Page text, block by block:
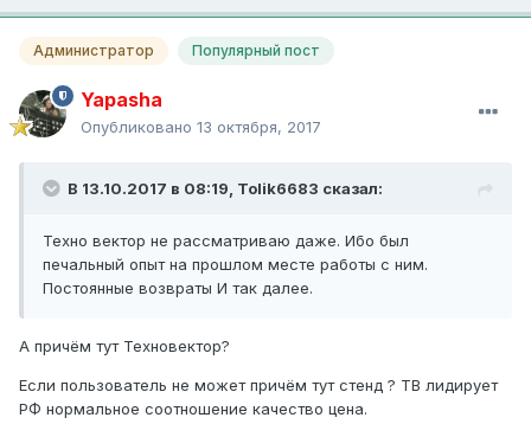
Администратор Популярный пост
Yapasha
Опубликовано 13 октября, 2017
В 13.10.2017 в 08:19, Tolik6683 сказал:
Техно вектор не рассматриваю даже. Ибо был
печальный опыт на прошлом месте работы с ним.
Постоянные возвраты И так далее.
А причём тут Техновектор?
Если пользователь не может причём тут стенд ? ТВ лидирует
РФ нормальное соотношение качество цена.